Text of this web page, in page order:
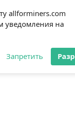
allforminers.com
уведомления на
Запретить